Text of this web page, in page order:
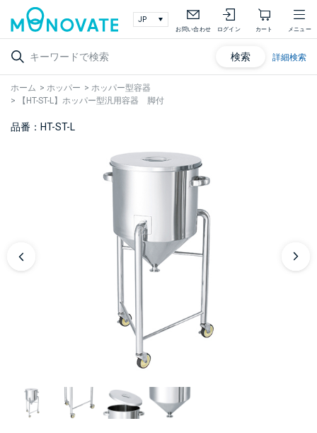
お問い合わせ ログイン カート メニュー
検索 詳細検索
ホーム > ホッパー > ホッパー型容器
>
【HT-ST-L】ホッパー型汎用容器 脚付
品番：HT-ST-L